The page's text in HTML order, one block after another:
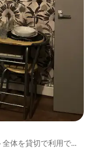
体を貸切で利用でき